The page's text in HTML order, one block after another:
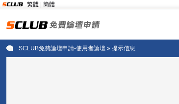
繁體 簡體
SCLUB免費論壇申請-使用者論壇 » 提示信息